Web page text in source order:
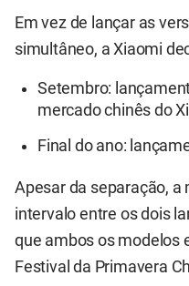
Em vez de lançar as
simultâneo, a Xiaomi
Setembro:
mercado chinês do
Final do ano:
Apesar da separação, a
intervalo entre os dois
que ambos os modelos
Festival da Primavera